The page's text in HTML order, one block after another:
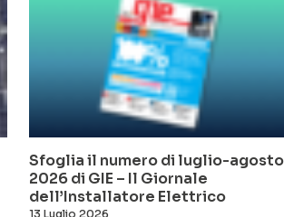
Sfoglia il numero di luglio-agosto
2026 di GIE – Il Giornale
dell’Installatore Elettrico
13 Luglio 2026